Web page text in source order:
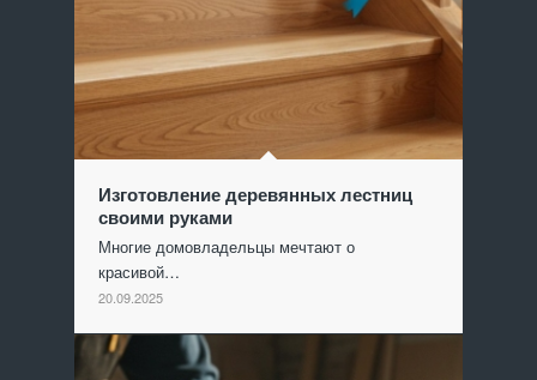
Изготовление деревянных лестниц
своими руками
Многие домовладельцы мечтают о
красивой…
20.09.2025